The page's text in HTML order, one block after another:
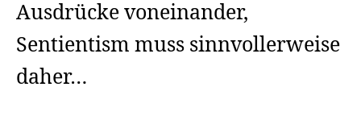
Ausdrücke voneinander,
Sentientism muss sinnvollerweise
daher…